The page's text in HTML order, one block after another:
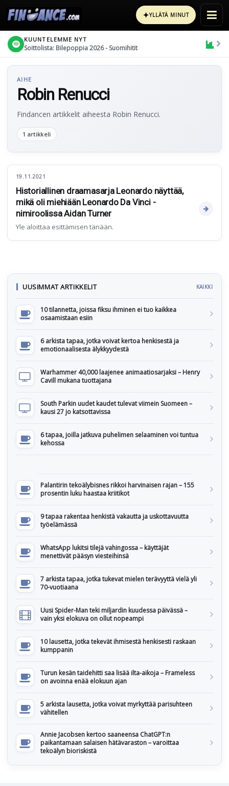
✦YLLÄTÄ MINUT
KUUNTELEMME NYT
Soittolista: Bilepoppia 2026 - Suomihitit
AIHE
Robin Renucci
Findancen artikkelit aiheesta Robin Renucci.
1 artikkeli
19.11.2021
Historiallinen draamasarja Leonardo näyttää,
mikä oli miehiään Leonardo Da Vinci -
nimiroolissa Aidan Turner
Yle aloittaa esittämisen tänään.
UUSIMMAT ARTIKKELIT KAIKKI
10 tilannetta, joissa fiksu ihminen ei tuo kaikkea
osaamistaan esiin
6 arkista tapaa, jotka voivat kertoa henkisestä ja
emotionaalisesta älykkyydestä
Warhammer 40,000 laajenee animaatiosarjaksi – Henry
Cavill mukana tuottajana
South Parkin uudet kaudet tulevat viimein Suomeen –
kausi 27 jo katsottavissa
6 tapaa, joilla jatkuva puhelimen selaaminen voi tuntua
kehossa
Palantirin tekoälybisnes rikkoi harvinaisen rajan – 155
prosentin luku haastaa kriitikot
9 tapaa rakentaa henkistä vakautta ja uskottavuutta
työelämässä
WhatsApp lukitsi tilejä vahingossa – käyttäjät
menettivät pääsyn viesteihinsä
7 arkista tapaa, jotka tukevat mielen terävyyttä vielä yli
70-vuotiaana
Uusi Spider-Man teki miljardin kuudessa päivässä –
vain yksi elokuva on ollut nopeampi
10 lausetta, jotka tekevät ihmisestä henkisesti raskaan
kumppanin
Turun kesän taidehitti saa lisää ilta-aikoja – Frameless
on avoinna enää elokuun ajan
5 arkista lausetta, jotka voivat myrkyttää parisuhteen
vähitellen
Annie Jacobsen kertoo saaneensa ChatGPT:n
paikantamaan salaisen hätävaraston – varoittaa
tekoälyn bioriskistä